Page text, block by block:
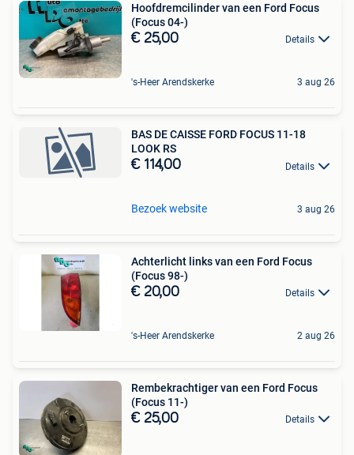
Hoofdremcilinder van een Ford Focus
(Focus 04-)
€ 25,00 Details
's-Heer Arendskerke 3 aug 26
BAS DE CAISSE FORD FOCUS 11-18
LOOK RS
€ 114,00 Details
Bezoek website 3 aug 26
Achterlicht links van een Ford Focus
(Focus 98-)
€ 20,00 Details
's-Heer Arendskerke 2 aug 26
Rembekrachtiger van een Ford Focus
(Focus 11-)
€ 25,00 Details